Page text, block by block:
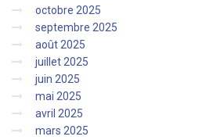
octobre 2025
septembre 2025
août 2025
juillet 2025
juin 2025
mai 2025
avril 2025
mars 2025